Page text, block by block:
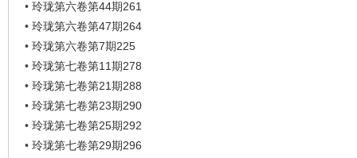
• 玲珑第六卷第44期261
• 玲珑第六卷第47期264
• 玲珑第六卷第7期225
• 玲珑第七卷第11期278
• 玲珑第七卷第21期288
• 玲珑第七卷第23期290
• 玲珑第七卷第25期292
• 玲珑第七卷第29期296